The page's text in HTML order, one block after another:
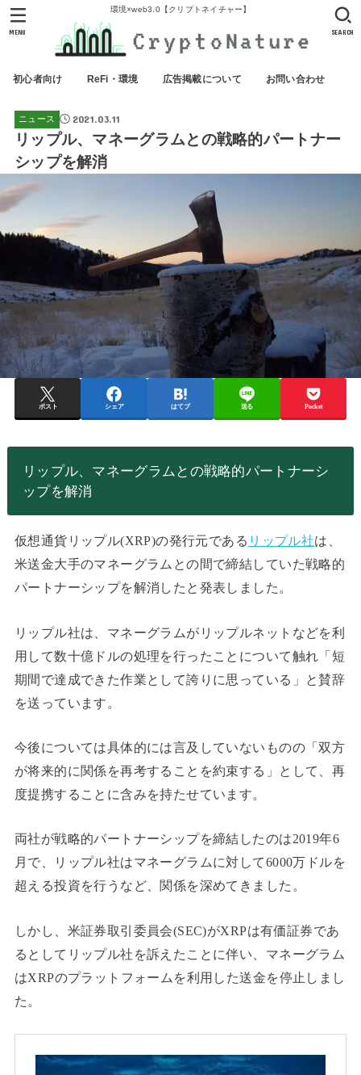
環境×web3.0【クリプトネイチャー】
初心者向け ReFi・環境 広告掲載について お問い合わせ
SEARCH
MENU
ニュース 2021.03.11
リップル、マネーグラムとの戦略的パートナー
シップを解消
ポスト シェア はてブ 送る Pocket
リップル、マネーグラムとの戦略的パートナーシ
ップを解消
仮想通貨リップル(XRP)の発行元である リップル社は、
米送金大手のマネーグラムとの間で締結していた戦略的
パートナーシップを解消したと発表しました。
リップル社は、マネーグラムがリップルネットなどを利
用して数十億ドルの処理を行ったことについて触れ「短
期間で達成できた作業として誇りに思っている」と賛辞
を送っています。
今後については具体的には言及していないものの「双方
が将来的に関係を再考することを約束する」として、再
度提携することに含みを持たせています。
両社が戦略的パートナーシップを締結したのは2019年6
月で、リップル社はマネーグラムに対して6000万ドルを
超える投資を行うなど、関係を深めてきました。
しかし、米証券取引委員会(SEC)がXRPは有価証券であ
るとしてリップル社を訴えたことに伴い、マネーグラム
はXRPのプラットフォームを利用した送金を停止しまし
た。